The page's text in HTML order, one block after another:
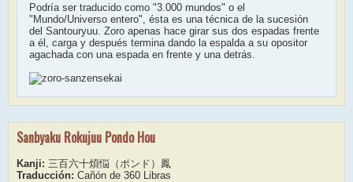
Podría ser traducido como "3.000 mundos" o el
"Mundo/Universo entero", ésta es una técnica de la sucesión
del Santouryuu. Zoro apenas hace girar sus dos espadas frente
a él, carga y después termina dando la espalda a su opositor
agachada con una espada en frente y una detrás.
Sanbyaku Rokujuu Pondo Hou
Kanji: 三百六十煩悩（ポンド）鳳
Traducción: Cañón de 360 Libras